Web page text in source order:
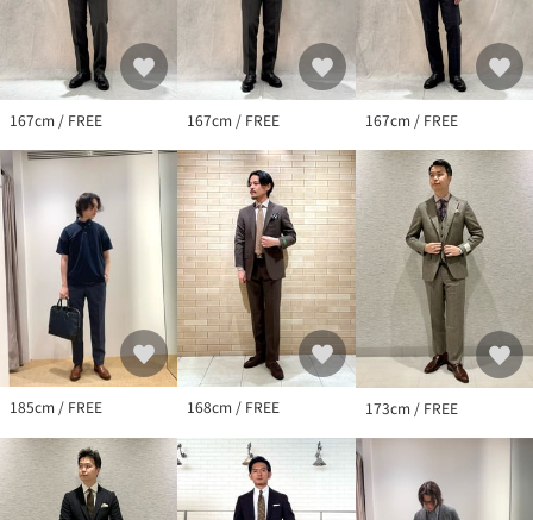
167cm / FREE 167cm / FREE 167cm / FREE
185cm / FREE 168cm / FREE 173cm / FREE